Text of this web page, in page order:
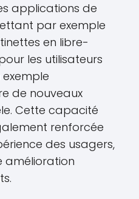
applications de
par exemple
en libre-
les utilisateurs
de nouveaux
Cette capacité
renforcée
des usagers,
amélioration